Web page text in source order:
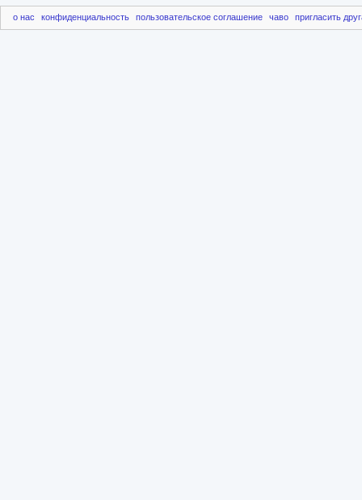
о нас конфиденциальность пользовательское соглашение чаво пригласить